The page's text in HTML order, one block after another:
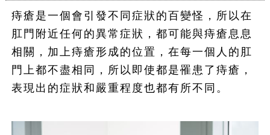
痔瘡是一個會引發不同症狀的百變怪，所以在
肛門附近任何的異常症狀，都可能與痔瘡息息
相關，加上痔瘡形成的位置，在每一個人的肛
門上都不盡相同，所以即使都是罹患了痔瘡，
表現出的症狀和嚴重程度也都有所不同。